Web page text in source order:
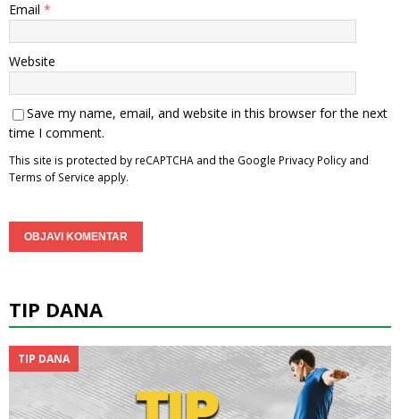
Email *
Website
Save my name, email, and website in this browser for the next
time I comment.
This site is protected by reCAPTCHA and the Google Privacy Policy and
Terms of Service apply.
TIP DANA
TIP DANA